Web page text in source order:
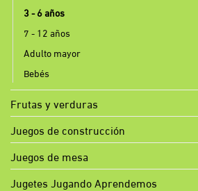
3 - 6 años
7 - 12 años
Adulto mayor
Bebés
Frutas y verduras
Juegos de construcción
Juegos de mesa
Jugetes Jugando Aprendemos